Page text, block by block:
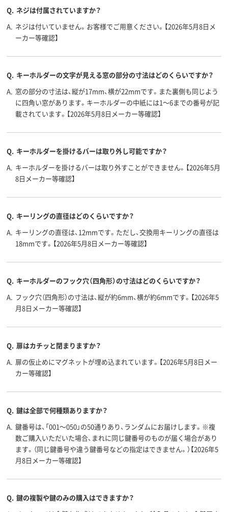
Q. ネジは付属されていますか？
A. ネジは付いていません。お客様でご用意ください。【2026年5月8日メ
ーカー等確認】
Q. キーホルダーの文字が見える窓の部分の寸法はどのくらいですか？
A. 窓の部分の寸法は、縦が17mm、横が22mmです。また裏側も同じよう
に四角い窓があります。キーホルダーの中紙には1～6までの番号が記
載されています。【2026年5月8日メーカー等確認】
Q. キーホルダーを掛けるバーは取り外し可能ですか？
A. キーホルダーを掛けるバーは取り外すことができません。【2026年5月
8日メーカー等確認】
Q. キーリングの直径はどのくらいですか？
A. キーリングの直径は、12mmです。ただし、交換用キーリングの直径は
18mmです。【2026年5月8日メーカー等確認】
Q. キーホルダーのフック穴（四角形）の寸法はどのくらいですか？
A. フック穴（四角形）の寸法は、縦が約6mm、横が約6mmです。【2026年5
月8日メーカー等確認】
Q. 扉はカチッと閉まりますか？
A. 扉の仮止めにマグネットが埋め込まれています。【2026年5月8日メー
カー等確認】
Q. 鍵は全部で何種類ありますか？
A. 鍵番号は、「001～050」の50通りあり、ランダムにお届けします。※複
数ご購入いただいた場合、まれに同じ鍵番号のものが届く場合があり
ます。（同じ鍵番号や違う鍵番号などの指定はできません。）【2026年5
月8日メーカー等確認】
Q. 鍵の複製や鍵のみの購入はできますか？